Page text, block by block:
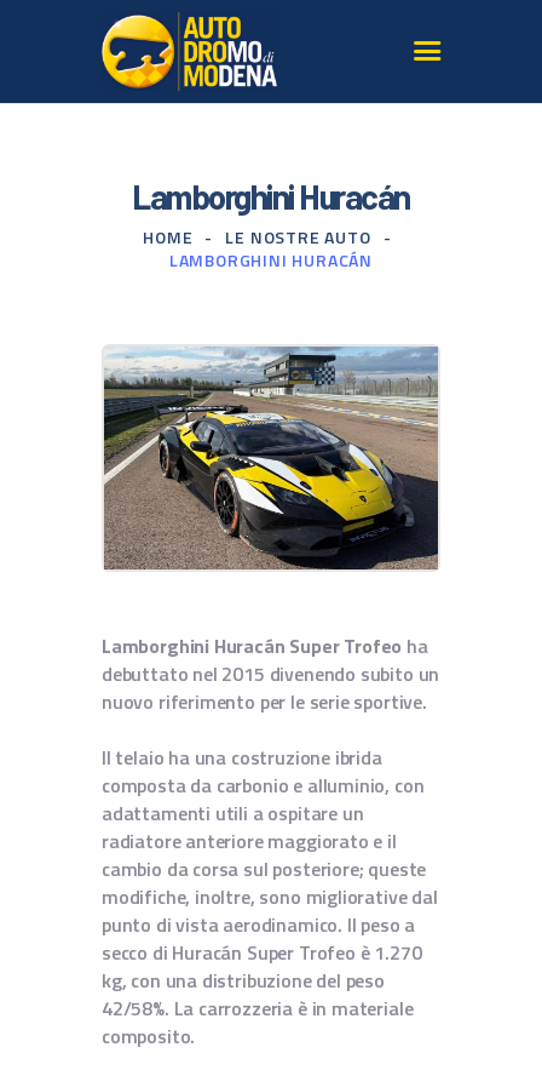
L’AUTODROMO
GIRARE IN PISTA
CORSI GUIDA SICURA
SERVIZI PER AGENZIE
GALLERY E MEDIA
ISCRIVITI ALLA
NEWSLETTER
CONTATTI
DOVE SIAMO
IT
Lamborghini Huracán
HOME
LE NOSTRE AUTO
LAMBORGHINI HURACÁN
Lamborghini Huracán Super Trofeo ha
debuttato nel 2015 divenendo subito un
nuovo riferimento per le serie sportive.
Il telaio ha una costruzione ibrida
composta da carbonio e alluminio, con
adattamenti utili a ospitare un
radiatore anteriore maggiorato e il
cambio da corsa sul posteriore; queste
modifiche, inoltre, sono migliorative dal
punto di vista aerodinamico. Il peso a
secco di Huracán Super Trofeo è 1.270
kg, con una distribuzione del peso
42/58%. La carrozzeria è in materiale
composito.